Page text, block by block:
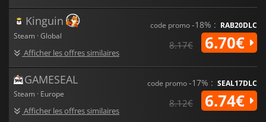
Kinguin
Steam · Global
Afficher les offres similaires
code promo-18% : RAB20DLC
8.17€ 6.70€
GAMESEAL
Steam · Europe
Afficher les offres similaires
code promo-17% : SEAL17DLC
8.12€ 6.74€